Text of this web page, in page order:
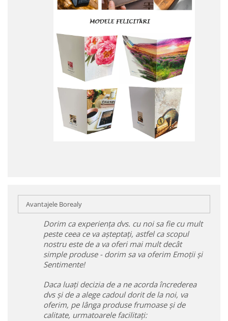
Avantajele Borealy
Dorim ca experiența dvs. cu noi sa fie cu mult
peste ceea ce va așteptați, astfel ca scopul
nostru este de a va oferi mai mult decât
simple produse - dorim sa va oferim Emoții și
Sentimente!
Daca luați decizia de a ne acorda încrederea
dvs și de a alege cadoul dorit de la noi, va
oferim, pe lânga produse frumoase și de
calitate, urmatoarele facilitați: